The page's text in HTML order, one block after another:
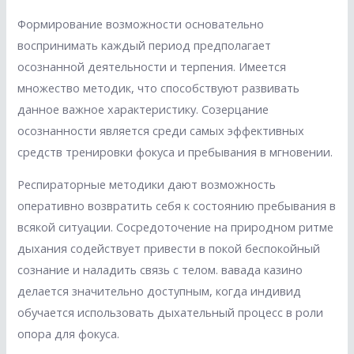
Формирование возможности основательно
воспринимать каждый период предполагает
осознанной деятельности и терпения. Имеется
множество методик, что способствуют развивать
данное важное характеристику. Созерцание
осознанности является среди самых эффективных
средств тренировки фокуса и пребывания в мгновении.
Респираторные методики дают возможность
оперативно возвратить себя к состоянию пребывания в
всякой ситуации. Сосредоточение на природном ритме
дыхания содействует привести в покой беспокойный
сознание и наладить связь с телом. вавада казино
делается значительно доступным, когда индивид
обучается использовать дыхательный процесс в роли
опора для фокуса.